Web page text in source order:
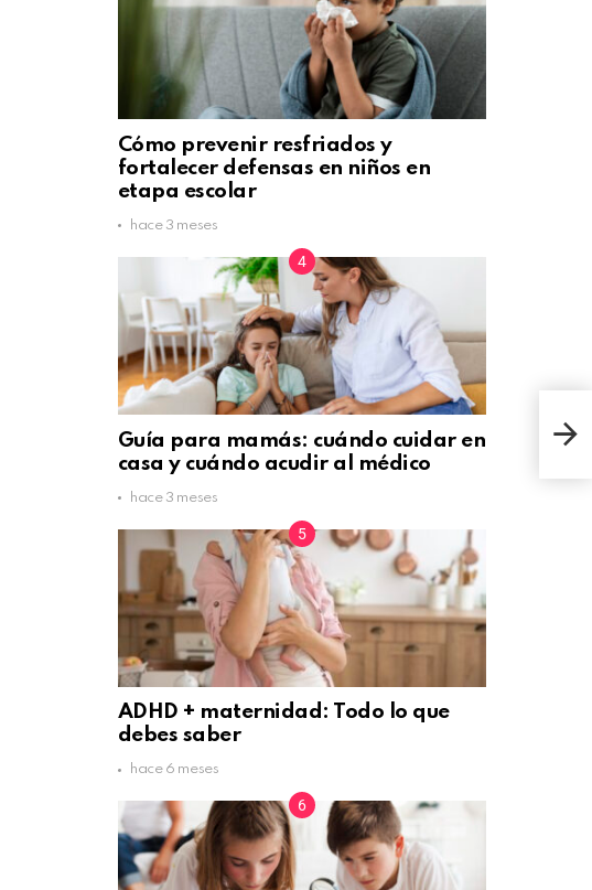
Cómo prevenir resfriados y
fortalecer defensas en niños en
etapa escolar
hace 3 meses
Guía para mamás: cuándo cuidar en
casa y cuándo acudir al médico
hace 3 meses
ADHD + maternidad: Todo lo que
debes saber
hace 6 meses